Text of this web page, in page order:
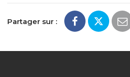
Partager sur :